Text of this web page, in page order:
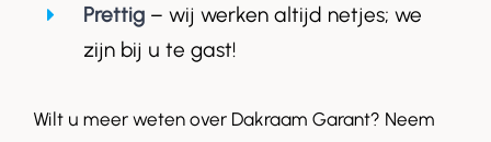
Prettig– wij werken altijd netjes; we
zijn bij u te gast!
Wilt u meer weten over Dakraam Garant? Neem